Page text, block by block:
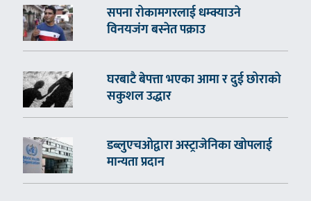
सपना रोकामगरलाई धम्क्याउने
विनयजंग बस्नेत पक्राउ
घरबाटै बेपत्ता भएका आमा र दुई छोराको
सकुशल उद्धार
डब्लुएचओद्वारा अस्ट्राजेनिका खोपलाई
मान्यता प्रदान